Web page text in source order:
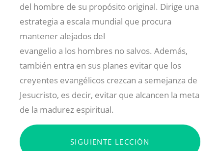
del hombre de su propósito original. Dirige una
estrategia a escala mundial que procura
mantener alejados del
evangelio a los hombres no salvos. Además,
también entra en sus planes evitar que los
creyentes evangélicos crezcan a semejanza de
Jesucristo, es decir, evitar que alcancen la meta
de la madurez espiritual.
SIGUIENTE LECCIÓN